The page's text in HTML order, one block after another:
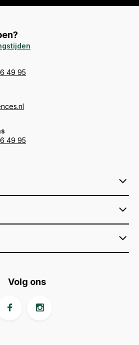
49 95
49 95
Volg ons